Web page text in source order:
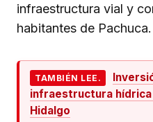
infraestructura vial y
habitantes de Pachuca.
TAMBIÉN LEE.
infraestructura
Hidalgo